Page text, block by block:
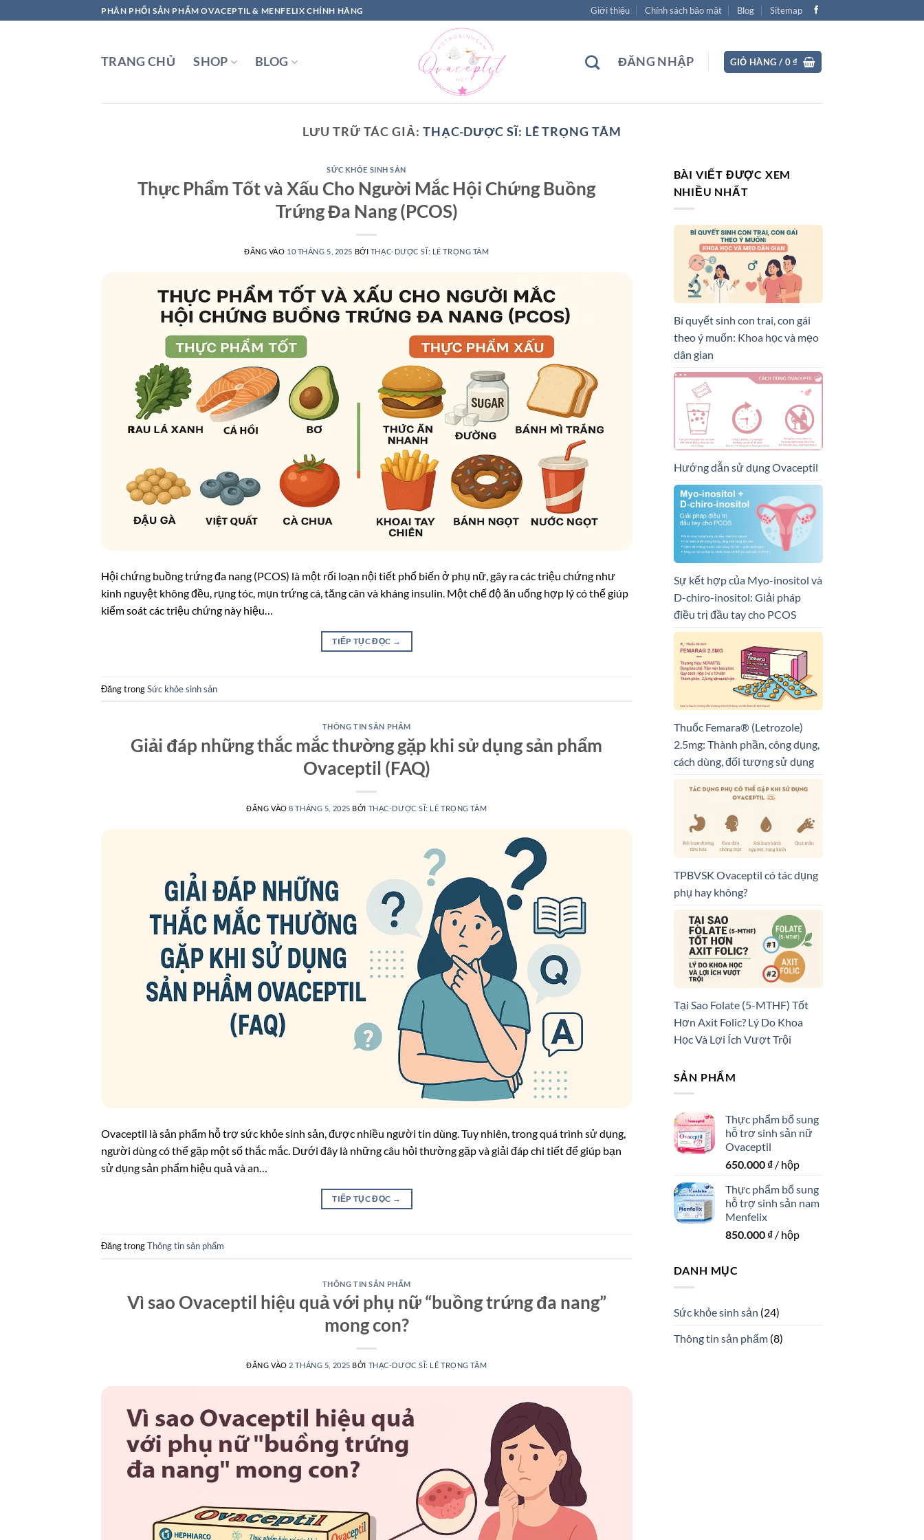
qua
PHÂN PHỐI SẢN PHẨM OVACEPTIL & MENFELIX CHÍNH HÃNG Giới thiệu Chính sách bảo mật Blog Sitemap
TRANG CHỦ SHOP BLOG ĐĂNG NHẬP GIỎ HÀNG / 0₫
LƯU TRỮ TÁC GIẢ: THẠC-DƯỢC SĨ: LÊ TRỌNG TÂM
SỨC KHỎE SINH SẢN
Thực Phẩm Tốt và Xấu Cho Người Mắc Hội Chứng Buồng
Trứng Đa Nang (PCOS)
ĐĂNG VÀO 10 THÁNG 5, 2025 BỞI THẠC-DƯỢC SĨ: LÊ TRỌNG TÂM
Hội chứng buồng trứng đa nang (PCOS) là một rối loạn nội tiết phổ biến ở phụ nữ, gây ra các triệu chứng như
kinh nguyệt không đều, rụng tóc, mụn trứng cá, tăng cân và kháng insulin. Một chế độ ăn uống hợp lý có thể giúp
kiểm soát các triệu chứng này hiệu…
TIẾP TỤC ĐỌC →
Đăng trongSức khỏe sinh sản
THÔNG TIN SẢN PHẨM
Giải đáp những thắc mắc thường gặp khi sử dụng sản phẩm
Ovaceptil (FAQ)
ĐĂNG VÀO8 THÁNG 5, 2025 BỞI THẠC-DƯỢC SĨ: LÊ TRỌNG TÂM
Ovaceptil là sản phẩm hỗ trợ sức khỏe sinh sản, được nhiều người tin dùng. Tuy nhiên, trong quá trình sử dụng,
người dùng có thể gặp một số thắc mắc. Dưới đây là những câu hỏi thường gặp và giải đáp chi tiết để giúp bạn
sử dụng sản phẩm hiệu quả và an…
TIẾP TỤC ĐỌC →
Đăng trongThông tin sản phẩm
THÔNG TIN SẢN PHẨM
Vì sao Ovaceptil hiệu quả với phụ nữ “buồng trứng đa nang”
mong con?
ĐĂNG VÀO 2 THÁNG 5, 2025 BỞI THẠC-DƯỢC SĨ: LÊ TRỌNG TÂM
BÀI VIẾT ĐƯỢC XEM
NHIỀU NHẤT
Bí quyết sinh con trai, con gái
theo ý muốn: Khoa học và mẹo
dân gian
Hướng dẫn sử dụng Ovaceptil
Sự kết hợp của Myo-inositol và
D-chiro-inositol: Giải pháp
điều trị đầu tay cho PCOS
Thuốc Femara® (Letrozole)
2.5mg: Thành phần, công dụng,
cách dùng, đối tượng sử dụng
TPBVSK Ovaceptil có tác dụng
phụ hay không?
Tại Sao Folate (5-MTHF) Tốt
Hơn Axit Folic? Lý Do Khoa
Học Và Lợi Ích Vượt Trội
SẢN PHẨM
Thực phẩm bổ sung
hỗ trợ sinh sản nữ
Ovaceptil
650.000 ₫/ hộp
Thực phẩm bổ sung
hỗ trợ sinh sản nam
Menfelix
850.000 ₫/ hộp
DANH MỤC
Sức khỏe sinh sản (24)
Thông tin sản phẩm(8)